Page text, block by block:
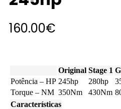
160.00€
Original Stage 1
Potência – HP 245hp 280hp
Torque – NM 350Nm 430Nm
Características